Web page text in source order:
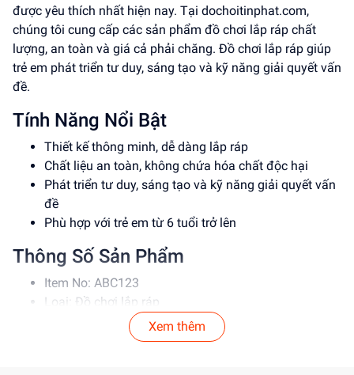
được yêu thích nhất hiện nay. Tại dochoitinphat.com,
chúng tôi cung cấp các sản phẩm đồ chơi lắp ráp chất
lượng, an toàn và giá cả phải chăng. Đồ chơi lắp ráp giúp
trẻ em phát triển tư duy, sáng tạo và kỹ năng giải quyết vấn
đề.
Tính Năng Nổi Bật
Thiết kế thông minh, dễ dàng lắp ráp
Chất liệu an toàn, không chứa hóa chất độc hại
Phát triển tư duy, sáng tạo và kỹ năng giải quyết vấn
đề
Phù hợp với trẻ em từ 6 tuổi trở lên
Thông Số Sản Phẩm
Item No: ABC123
Loại: Đồ chơi lắp ráp
Chất liệu: Nhựa
Độ tuổi phù hợp: 6-12 tuổi
Xem thêm